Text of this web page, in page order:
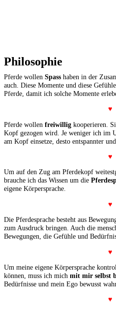
Philosophie
Pferde wollen Spass haben in der
auch. Diese Momente und diese
Pferde, damit ich solche Momente
♥
Pferde wollen freiwillig kooperieren.
Kopf gezogen wird. Je weniger ich im
am Kopf einsetze, desto entspannter
♥
Um auf den Zug am Pferdekopf
brauche ich das Wissen um die
eigene Körpersprache.
♥
Die Pferdesprache besteht aus
zum Ausdruck bringen. Auch die
Bewegungen, die Gefühle und
♥
Um meine eigene Körpersprache
können, muss ich mich mit mir selbst
Bedürfnisse und mein Ego bewusst
♥